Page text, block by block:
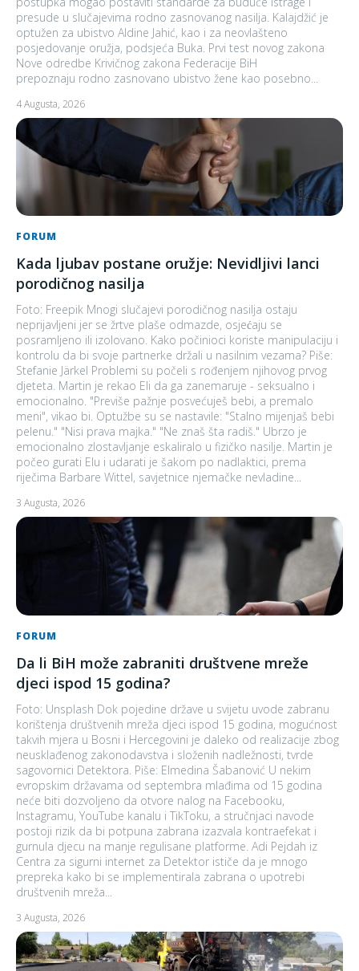
presude u slučajevima rodno zasnovanog nasilja. Kalajdžić je
optužen za ubistvo Aldine Jahić, kao i za neovlašteno
posjedovanje oružja, podsjeća Buka. Prvi test novog zakona
Nove odredbe Krivičnog zakona Federacije BiH
prepoznaju rodno zasnovano ubistvo žene kao posebno...
4 Augusta, 2026
FORUM
Kada ljubav postane oružje: Nevidljivi lanci
porodičnog nasilja
Foto: Freepik Mnogi slučajevi porodičnog nasilja ostaju
neprijavljeni jer se žrtve plaše odmazde, osjećaju se
posramljeno ili izolovano. Kako počinioci koriste manipulaciju i
kontrolu da bi svoje partnerke držali u nasilnim vezama? Piše:
Stefanie Järkel Problemi su počeli s rođenjem njihovog prvog
djeteta. Martin je rekao Eli da ga zanemaruje - seksualno i
emocionalno. "Previše pažnje posvećuješ bebi, a premalo
meni", vikao bi. Optužbe su se nastavile: "Stalno mijenjaš bebi
pelenu." "Nisi prava majka." "Ne znaš šta radiš." Ubrzo je
emocionalno zlostavljanje eskaliralo u fizičko nasilje. Martin je
počeo gurati Elu i udarati je šakom po nadlaktici, prema
riječima Barbare Wittel, savjetnice njemačke nevladine...
3 Augusta, 2026
FORUM
Da li BiH može zabraniti društvene mreže
djeci ispod 15 godina?
Foto: Unsplash Dok pojedine države u svijetu uvode zabranu
korištenja društvenih mreža djeci ispod 15 godina, mogućnost
takvih mjera u Bosni i Hercegovini je daleko od realizacije zbog
neusklađenog zakonodavstva i složenih nadležnosti, tvrde
sagovornici Detektora. Piše: Elmedina Šabanović U nekim
evropskim državama od septembra mlađima od 15 godina
neće biti dozvoljeno da otvore nalog na Facebooku,
Instagramu, YouTube kanalu i TikToku, a stručnjaci navode
postoji rizik da bi potpuna zabrana izazvala kontraefekat i
gurnula djecu na manje regulisane platforme. Adi Pejdah iz
Centra za sigurni internet za Detektor ističe da je mnogo
prepreka kako bi se implementirala zabrana o upotrebi
društvenih mreža...
3 Augusta, 2026